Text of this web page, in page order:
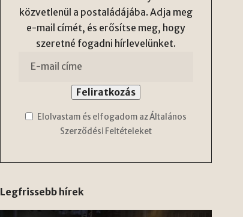
közvetlenül a postaládájába. Adja meg
e-mail címét, és erősítse meg, hogy
szeretné fogadni hírlevelünket.
Elolvastam és elfogadom az Általános
Szerződési Feltételeket
Legfrissebb hírek